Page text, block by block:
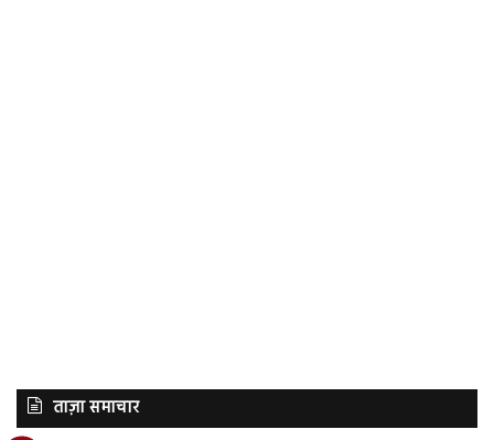
ताज़ा समाचार